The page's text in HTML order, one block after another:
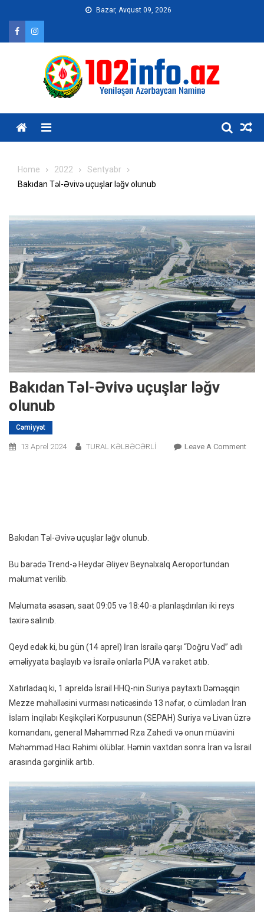
content
Bazar, Avqust 09, 2026
Home 2022
Sentyabr
Bakıdan Təl-Əvivə uçuşlar ləğv olunub
Bakıdan Təl-Əvivə uçuşlar ləğv
olunub
Cəmiyyət
13 Aprel 2024 TURAL KƏLBƏCƏRLİ Leave A CommentOn
Bakıdan Təl-Əvivə uçuşlar ləğv olunub.
Bu barədə Trend-ə Heydər Əliyev Beynəlxalq Aeroportundan
məlumat verilib.
Məlumata əsasən, saat 09:05 və 18:40-a planlaşdırılan iki reys
təxirə salınıb.
Qeyd edək ki, bu gün (14 aprel) İran İsrailə qarşı “Doğru Vəd” adlı
əməliyyata başlayıb və İsrailə onlarla PUA və raket atıb.
Xatırladaq ki, 1 apreldə İsrail HHQ-nin Suriya paytaxtı Dəməşqin
Mezze məhəlləsini vurması nəticəsində 13 nəfər, o cümlədən İran
İslam İnqilabı Keşikçiləri Korpusunun (SEPAH) Suriya və Livan üzrə
komandanı, general Məhəmməd Rza Zahedi və onun müavini
Məhəmməd Hacı Rəhimi ölüblər. Həmin vaxtdan sonra İran və İsrail
arasında gərginlik artıb.